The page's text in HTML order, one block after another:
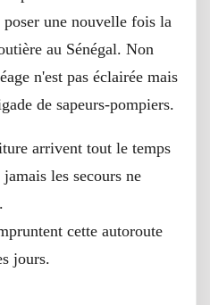
une nouvelle fois la
au Sénégal. Non
n'est pas éclairée mais
de sapeurs-pompiers.
arrivent tout le temps
les secours ne
cette autoroute
jours.